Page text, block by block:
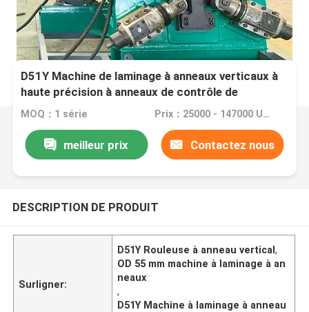
D51Y Machine de laminage à anneaux verticaux à
haute précision à anneaux de contrôle de
précision OD 55 - 1300 mm
MOQ：1 série Prix：25000 - 147000 USD per set
meilleur prix Contactez nous
DESCRIPTION DE PRODUIT
Surligner:
D51Y Rouleuse à anneau vertical,
OD 55 mm machine à laminage à an
neaux
,
D51Y Machine à laminage à anneau